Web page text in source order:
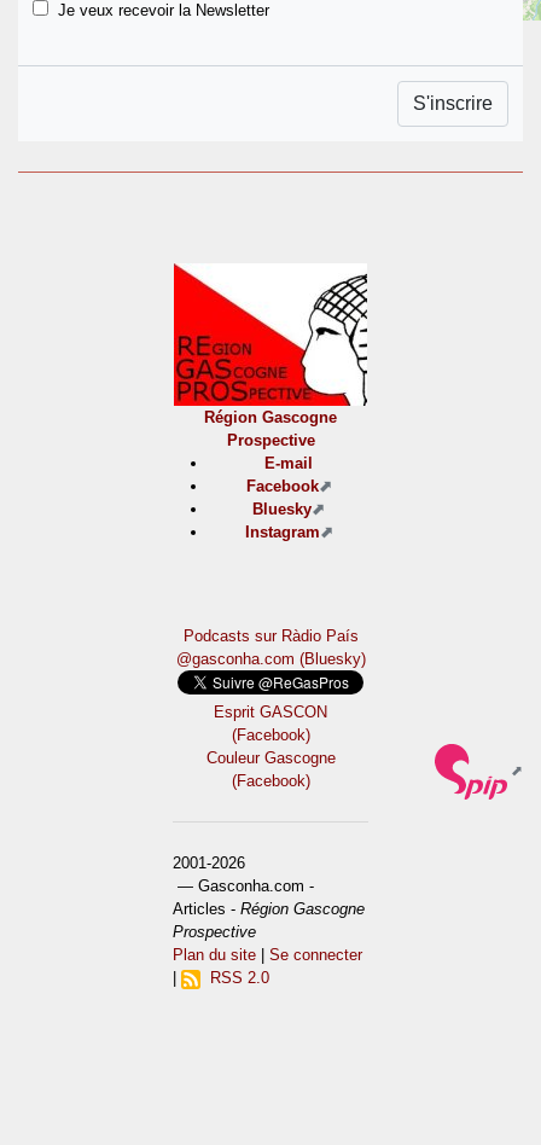
Je veux recevoir la Newsletter
Région Gascogne
Prospective
E-mail
Facebook
Bluesky
Instagram
Podcasts sur Ràdio País
@gasconha.com (Bluesky)
Esprit GASCON
(Facebook)
Couleur Gascogne
(Facebook)
2001-2026
— Gasconha.com -
Articles -Région Gascogne
Prospective
Plan du site |Se connecter
|
RSS 2.0